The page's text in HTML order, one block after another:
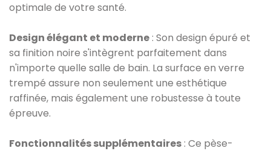
optimale de votre santé.
Design élégant et moderne : Son design épuré et
sa finition noire s'intègrent parfaitement dans
n'importe quelle salle de bain. La surface en verre
trempé assure non seulement une esthétique
raffinée, mais également une robustesse à toute
épreuve.
Fonctionnalités supplémentaires : Ce pèse-